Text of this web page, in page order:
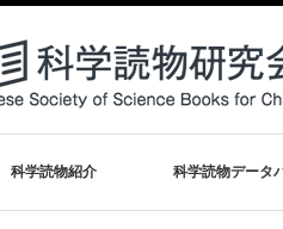
科学読物紹介 科学読物データ